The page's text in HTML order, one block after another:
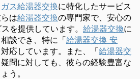
ガス給湯器交換に特化したサービス
は給湯器交換の専門家で、安心の
を提供しています。 給湯器交換に
談でき、特に「給湯器交換 安
応しています。また、「給湯器交
疑問に対しても、彼らの経験豊富な
う。